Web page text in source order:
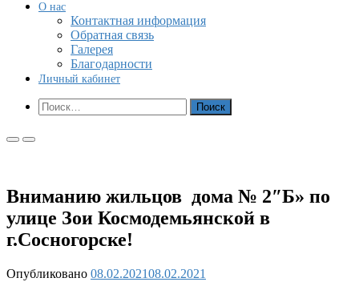
О нас
Контактная информация
Обратная связь
Галерея
Благодарности
Личный кабинет
Показать
форму
Найти:
Основное
Основное
Вниманию жильцов дома № 2″Б» по
улице Зои Космодемьянской в
г.Сосногорске!
Опубликовано 08.02.202108.02.2021